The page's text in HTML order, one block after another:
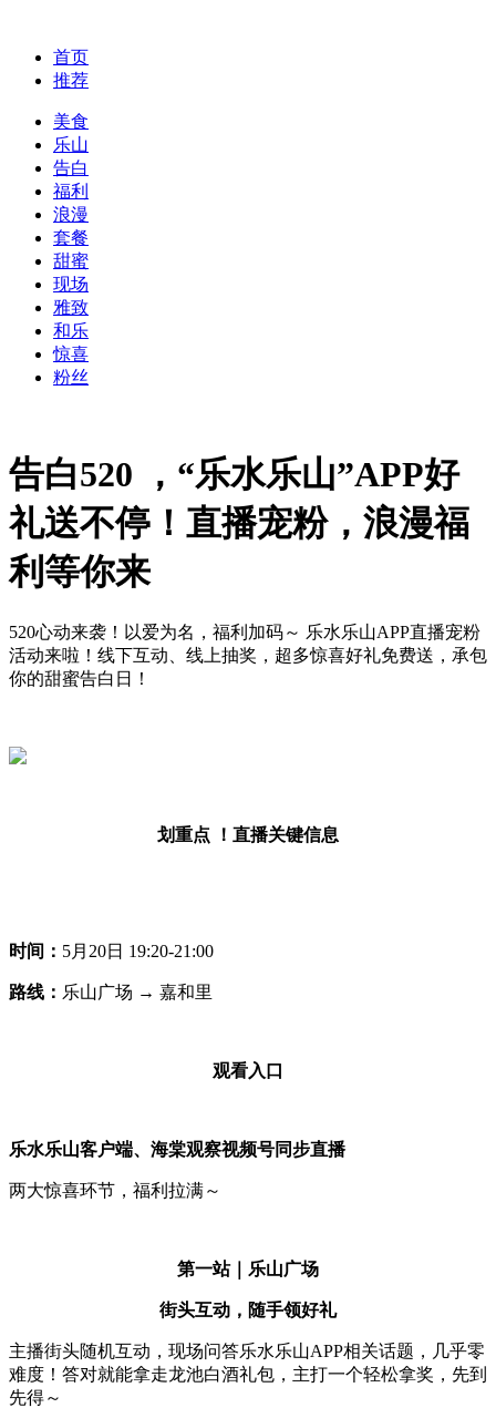
首页
推荐
美食
乐山
告白
福利
浪漫
套餐
甜蜜
现场
雅致
和乐
惊喜
粉丝
告白520 ，“乐水乐山”APP好
礼送不停！直播宠粉，浪漫福
利等你来
520心动来袭！以爱为名，福利加码～ 乐水乐山APP直播宠粉
活动来啦！线下互动、线上抽奖，超多惊喜好礼免费送，承包
你的甜蜜告白日！
划重点 ！直播关键信息
时间： 5月20日 19:20-21:00
路线： 乐山广场 → 嘉和里
观看入口
乐水乐山客户端、海棠观察视频号同步直播
两大惊喜环节，福利拉满～
第一站｜乐山广场
街头互动，随手领好礼
主播街头随机互动，现场问答乐水乐山APP相关话题，几乎零
难度！答对就能拿走龙池白酒礼包，主打一个轻松拿奖，先到
先得～